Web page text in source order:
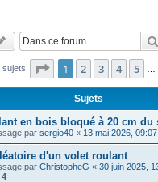
sujets Page 1sur8
1 2 3 4 5
Sujets
en bois bloqué à 20 cm du
par sergio40 « 13 mai 2026, 09:07
d'un volet roulant
par ChristopheG « 30 juin 2025,
4